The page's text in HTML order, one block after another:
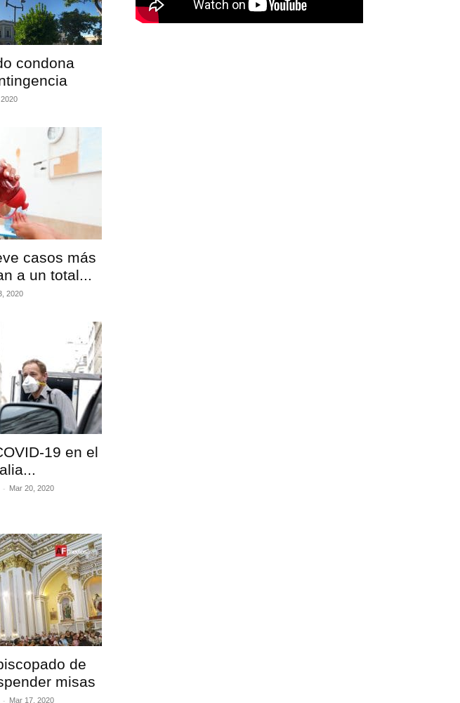
condona
casos más
a un total...
2020
19 en el
- Mar 20, 2020
de
misas
- Mar 17, 2020